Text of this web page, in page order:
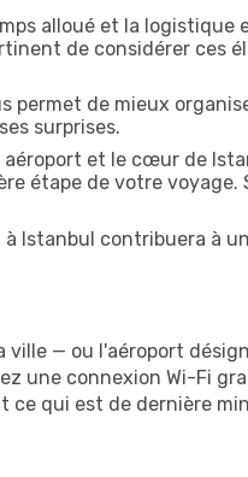
alloué et la logistique
de considérer ces
permet de mieux
surprises.
et le cœur de
étape de votre voyage.
Istanbul contribuera à
— ou l'aéroport
une connexion Wi-Fi
ce qui est de dernière